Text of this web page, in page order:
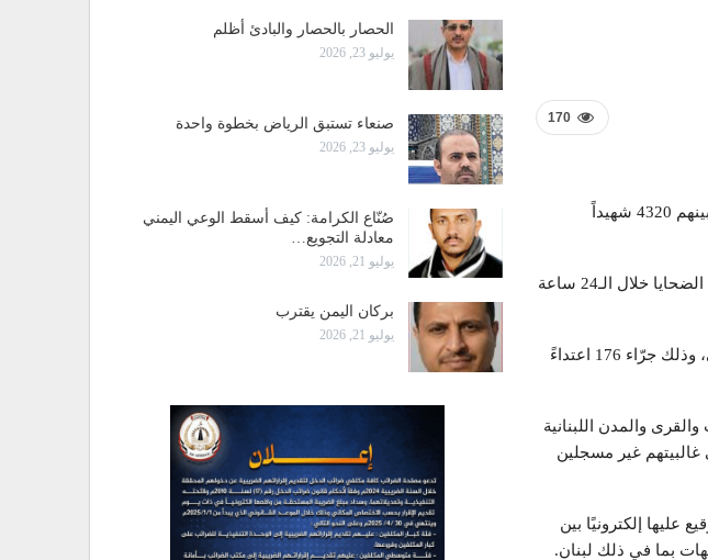
170
ارتفعت الحصيلة التراكمية لضحايا العدوان الصهيوني على لبنان، اليوم الثلاثاء، إلى 16523 شخصاً، بينهم 4320 شهيداً
وبحسب تقرير إحصائي يومي لوزارة الصحة اللبنانية، نشرته الوكالة الوطنية للإعلام، ارتفعت حصيلة الضحايا خلال الـ24 ساعة
وذكر التقرير أن عدد الشهداء والجرحى من العاملين في الرعاية الصحية بلغ 135 شهيداً و406 جرحى، وذلك جرّاء 176 اعتداءً
والمدن اللبنانية
غير مسجلين
عليها إلكترونيًا بين
بما في ذلك لبنان.
الحصار بالحصار والبادئ أظلم
يوليو 23, 2026
صنعاء تستبق الرياض بخطوة واحدة
يوليو 23, 2026
صُنّاع الكرامة: كيف أسقط الوعي اليمني
معادلة التجويع…
يوليو 21, 2026
بركان اليمن يقترب
يوليو 21, 2026